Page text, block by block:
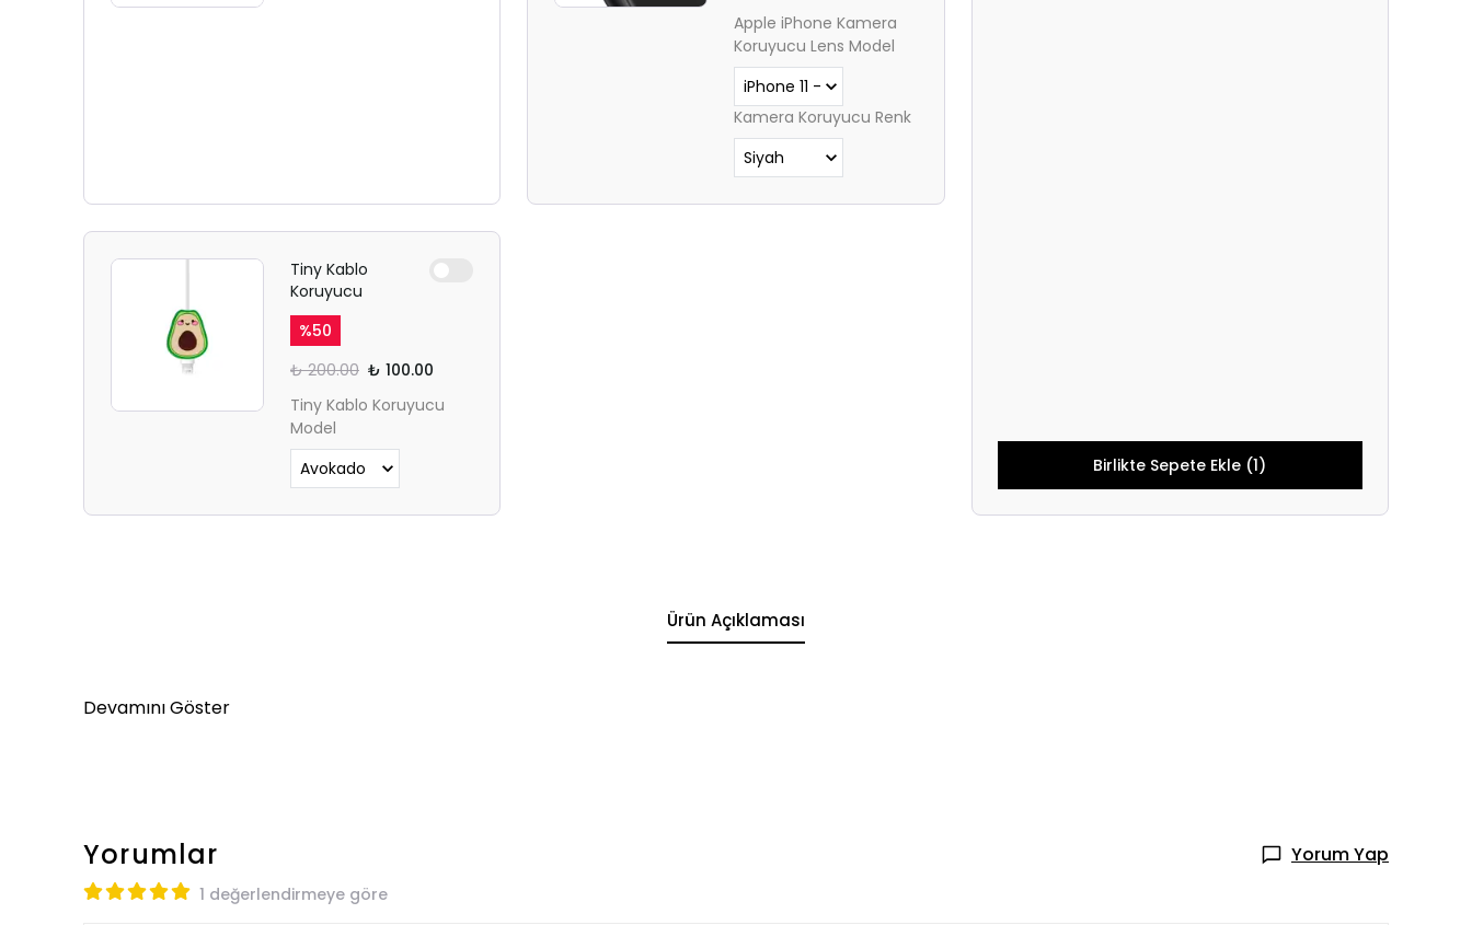
Apple iPhone Kamera
Koruyucu Lens Model
Kamera Koruyucu Renk
Tiny Kablo
Koruyucu
%50
₺ 200.00 ₺ 100.00
Tiny Kablo Koruyucu
Model
Birlikte Sepete Ekle (1)
Ürün Açıklaması
Devamını Göster
Yorumlar Yorum Yap
1 değerlendirmeye göre